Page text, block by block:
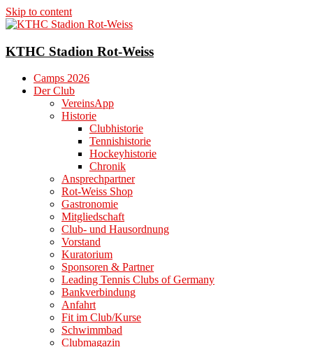
Skip to content
KTHC Stadion Rot-Weiss
Camps 2026
Der Club
VereinsApp
Historie
Clubhistorie
Tennishistorie
Hockeyhistorie
Chronik
Ansprechpartner
Rot-Weiss Shop
Gastronomie
Mitgliedschaft
Club- und Hausordnung
Vorstand
Kuratorium
Sponsoren & Partner
Leading Tennis Clubs of Germany
Bankverbindung
Anfahrt
Fit im Club/Kurse
Schwimmbad
Clubmagazin